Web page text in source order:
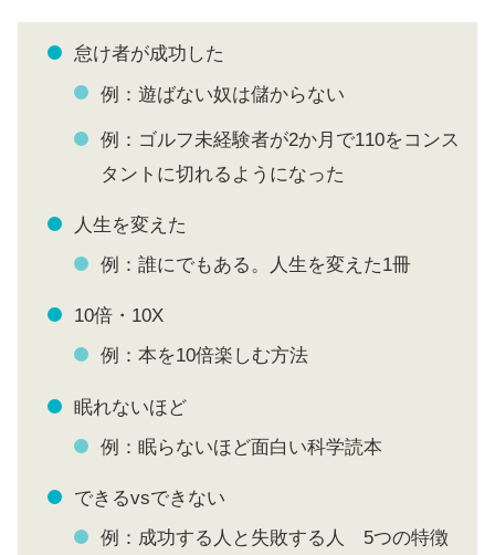
怠け者が成功した
例：遊ばない奴は儲からない
例：ゴルフ未経験者が2か月で110をコンス
タントに切れるようになった
人生を変えた
例：誰にでもある。人生を変えた1冊
10倍・10X
例：本を10倍楽しむ方法
眠れないほど
例：眠らないほど面白い科学読本
できるvsできない
例：成功する人と失敗する人 5つの特徴